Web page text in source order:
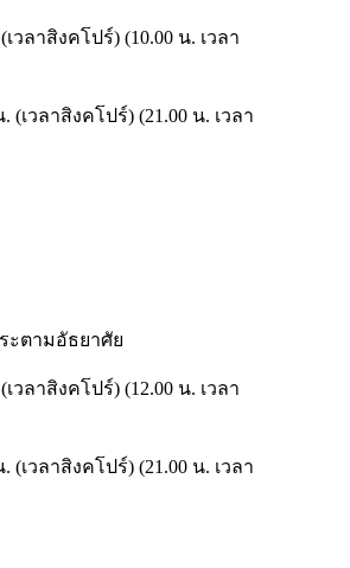
เวลาสิงคโปร์) (10.00 น. เวลา
. (เวลาสิงคโปร์) (21.00 น. เวลา
ะตามอัธยาศัย
เวลาสิงคโปร์) (12.00 น. เวลา
. (เวลาสิงคโปร์) (21.00 น. เวลา